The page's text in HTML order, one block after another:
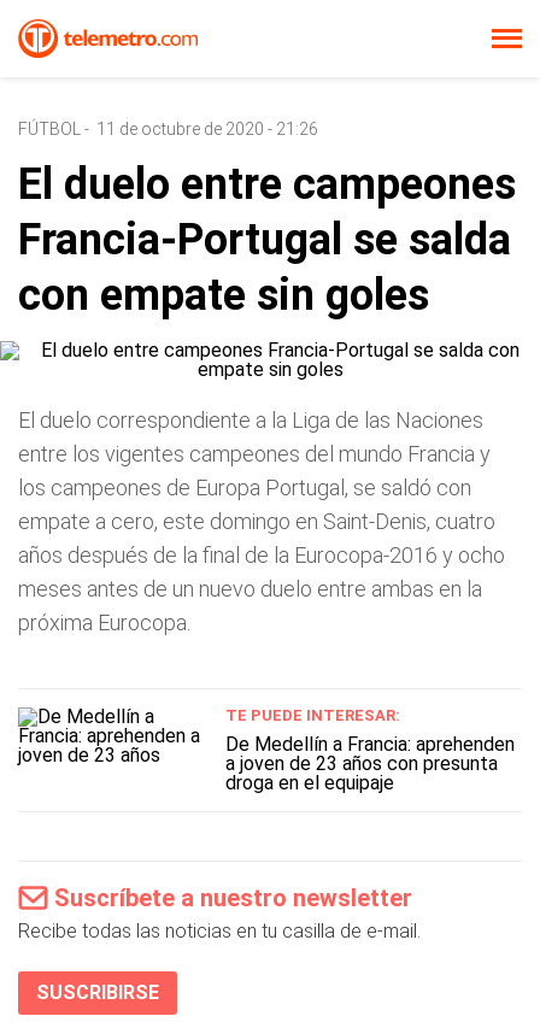
FÚTBOL - 11 de octubre de 2020 - 21:26
El duelo entre campeones
Francia-Portugal se salda
con empate sin goles
El duelo correspondiente a la Liga de las Naciones
entre los vigentes campeones del mundo Francia y
los campeones de Europa Portugal, se saldó con
empate a cero, este domingo en Saint-Denis, cuatro
años después de la final de la Eurocopa-2016 y ocho
meses antes de un nuevo duelo entre ambas en la
próxima Eurocopa.
TE PUEDE INTERESAR:
De Medellín a Francia: aprehenden
a joven de 23 años con presunta
droga en el equipaje
Suscríbete a nuestro newsletter
Recibe todas las noticias en tu casilla de e-mail.
SUSCRIBIRSE